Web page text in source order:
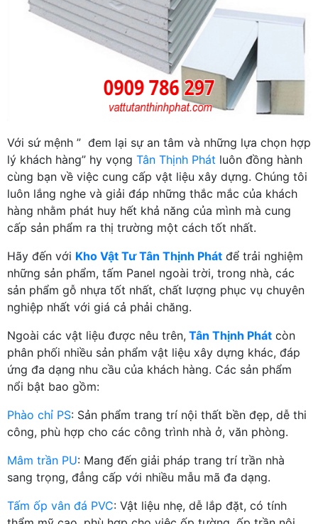
Với sứ mệnh ” đem lại sự an tâm và những lựa chọn hợp
lý khách hàng” hy vọng Tân Thịnh Phát luôn đồng hành
cùng bạn về việc cung cấp vật liệu xây dựng. Chúng tôi
luôn lắng nghe và giải đáp những thắc mắc của khách
hàng nhằm phát huy hết khả năng của mình mà cung
cấp sản phẩm ra thị trường một cách tốt nhất.
Hãy đến với Kho Vật Tư Tân Thịnh Phát để trải nghiệm
những sản phẩm, tấm Panel ngoài trời, trong nhà, các
sản phẩm gỗ nhựa tốt nhất, chất lượng phục vụ chuyên
nghiệp nhất với giá cả phải chăng.
Ngoài các vật liệu được nêu trên, Tân Thịnh Phát còn
phân phối nhiều sản phẩm vật liệu xây dựng khác, đáp
ứng đa dạng nhu cầu của khách hàng. Các sản phẩm
nổi bật bao gồm:
Phào chỉ PS: Sản phẩm trang trí nội thất bền đẹp, dễ thi
công, phù hợp cho các công trình nhà ở, văn phòng.
Mâm trần PU: Mang đến giải pháp trang trí trần nhà
sang trọng, đẳng cấp với nhiều mẫu mã đa dạng.
Tấm ốp vân đá PVC: Vật liệu nhẹ, dễ lắp đặt, có tính